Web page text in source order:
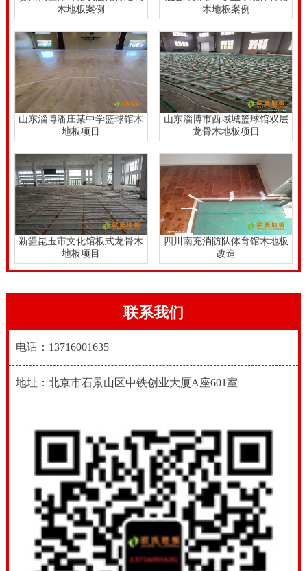
木地板案例
木地板案例
山东淄博潘庄某中学篮球馆木
地板项目
山东淄博市西域城篮球馆双层
龙骨木地板项目
新疆昆玉市文化馆板式龙骨木
地板项目
四川南充消防队体育馆木地板
改造
联系我们
电话：13716001635
地址：北京市石景山区中铁创业大厦A座601室